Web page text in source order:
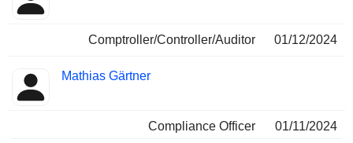
Comptroller/Controller/Auditor 01/12/2024
Mathias Gärtner
Compliance Officer
01/11/2024